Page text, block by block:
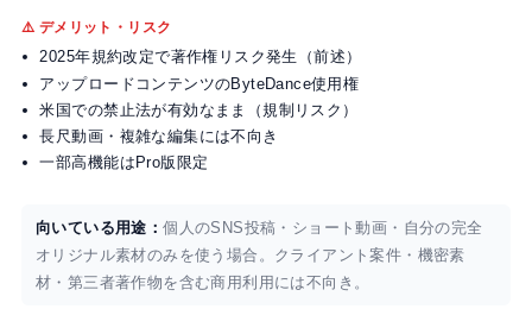
⚠️ デメリット・リスク
2025年規約改定で著作権リスク発生（前述）
アップロードコンテンツのByteDance使用権
米国での禁止法が有効なまま（規制リスク）
長尺動画・複雑な編集には不向き
一部高機能はPro版限定
向いている用途：個人のSNS投稿・ショート動画・自分の完全
オリジナル素材のみを使う場合。クライアント案件・機密素
材・第三者著作物を含む商用利用には不向き。